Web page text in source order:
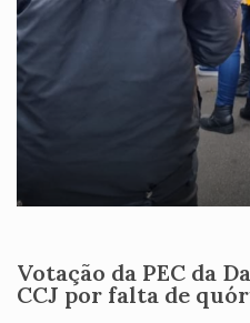
Votação da PEC da
CCJ por falta de